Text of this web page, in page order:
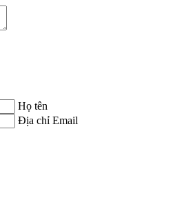
Họ tên
Địa chỉ Email